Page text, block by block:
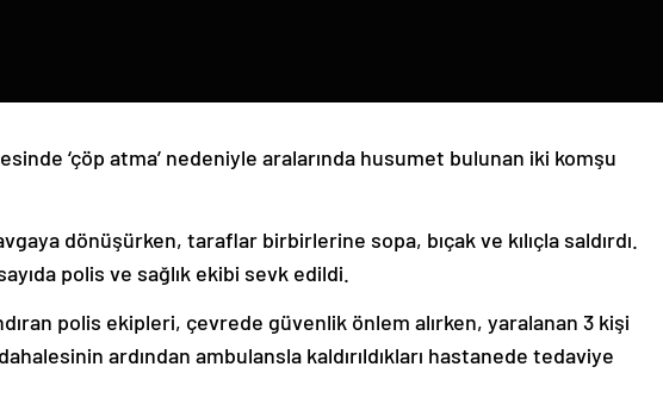
‘çöp atma’ nedeniyle aralarında husumet bulunan iki komşu
dönüşürken, taraflar birbirlerine sopa, bıçak ve kılıçla saldırdı.
polis ve sağlık ekibi sevk edildi.
polis ekipleri, çevrede güvenlik önlem alırken, yaralanan 3 kişi
ardından ambulansla kaldırıldıkları hastanede tedaviye